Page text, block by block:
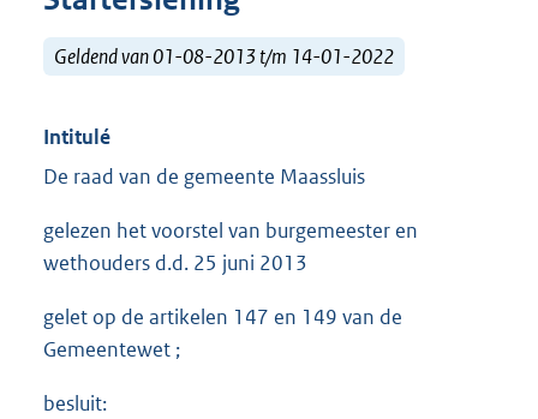
Geldend van 01-08-2013 t/m 14-01-2022
Intitulé
De raad van de gemeente Maassluis
gelezen het voorstel van burgemeester en
wethouders d.d. 25 juni 2013
gelet op de artikelen 147 en 149 van de
Gemeentewet ;
besluit: